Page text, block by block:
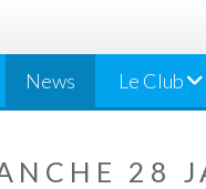
News Le Club
28